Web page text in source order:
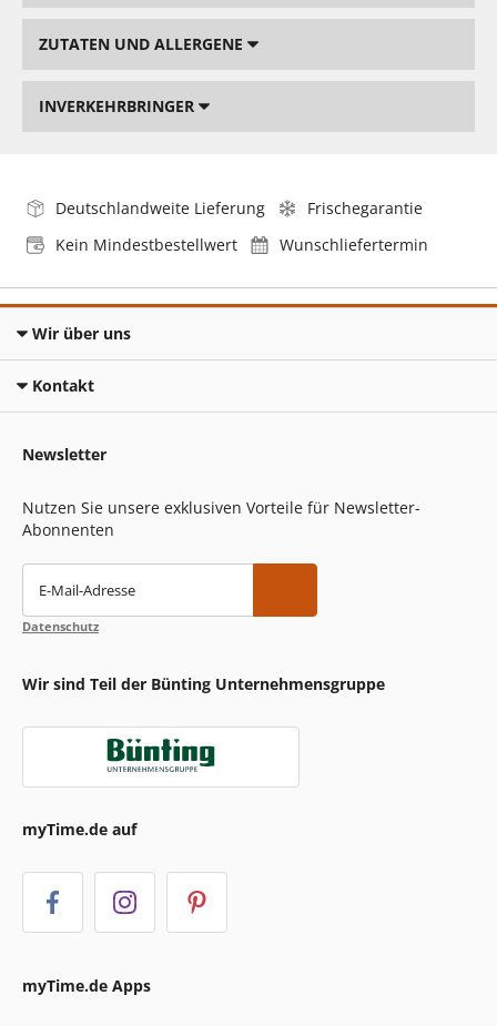
ZUTATEN UND ALLERGENE
INVERKEHRBRINGER
Deutschlandweite Lieferung
Frischegarantie
Kein Mindestbestellwert
Wunschliefertermin
Wir über uns
Kontakt
Newsletter
Nutzen Sie unsere exklusiven Vorteile für Newsletter-
Abonnenten
E-Mail-Adresse
Datenschutz
Wir sind Teil der Bünting Unternehmensgruppe
myTime.de auf
myTime.de Apps